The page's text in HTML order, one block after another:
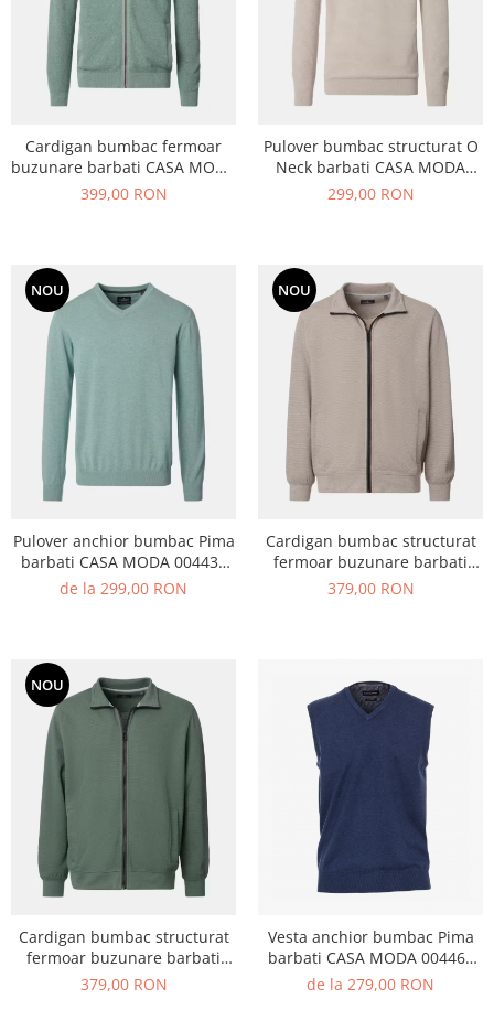
Cardigan bumbac fermoar
buzunare barbati CASA MODA
verde deschis
399,00 RON
Pulover bumbac structurat O
Neck barbati CASA MODA
crem
299,00 RON
NOU
Pulover anchior bumbac Pima
barbati CASA MODA 004430
verde deschis
de la 299,00 RON
NOU
Cardigan bumbac structurat
fermoar buzunare barbati
CASA MODA bej
379,00 RON
NOU
Cardigan bumbac structurat
fermoar buzunare barbati
CASA MODA verde
379,00 RON
Vesta anchior bumbac Pima
barbati CASA MODA 004460
albastru
de la 279,00 RON